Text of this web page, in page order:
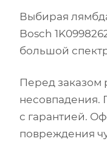
Выбирая
Bosch
большой
Перед заказом
несовпадения.
с гарантией.
повреждения